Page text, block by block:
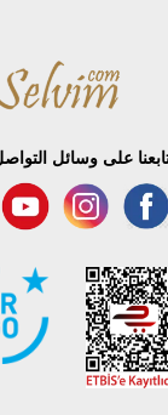
على وسائل